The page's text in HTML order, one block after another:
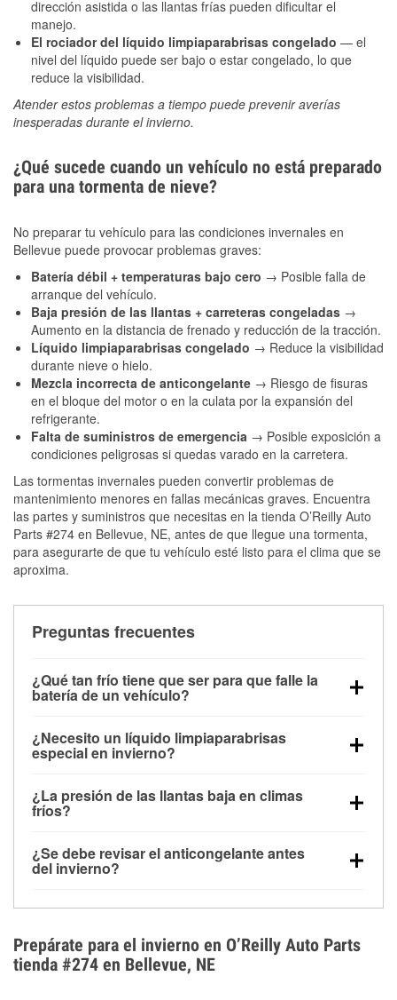
dirección asistida o las llantas frías pueden dificultar el
manejo.
El rociador del líquido limpiaparabrisas congelado — el
nivel del líquido puede ser bajo o estar congelado, lo que
reduce la visibilidad.
Atender estos problemas a tiempo puede prevenir averías
inesperadas durante el invierno.
¿Qué sucede cuando un vehículo no está preparado
para una tormenta de nieve?
No preparar tu vehículo para las condiciones invernales en
Bellevue puede provocar problemas graves:
Batería débil + temperaturas bajo cero → Posible falla de
arranque del vehículo.
Baja presión de las llantas + carreteras congeladas →
Aumento en la distancia de frenado y reducción de la tracción.
Líquido limpiaparabrisas congelado → Reduce la visibilidad
durante nieve o hielo.
Mezcla incorrecta de anticongelante → Riesgo de fisuras
en el bloque del motor o en la culata por la expansión del
refrigerante.
Falta de suministros de emergencia → Posible exposición a
condiciones peligrosas si quedas varado en la carretera.
Las tormentas invernales pueden convertir problemas de
mantenimiento menores en fallas mecánicas graves. Encuentra
las partes y suministros que necesitas en la tienda O’Reilly Auto
Parts #274 en Bellevue, NE, antes de que llegue una tormenta,
para asegurarte de que tu vehículo esté listo para el clima que se
aproxima.
Preguntas frecuentes
¿Qué tan frío tiene que ser para que falle la
batería de un vehículo?
debajo de los 32 °F y puede perder hasta la mitad de
su potencia de arranque cerca de los 0 °F, lo que
arranque.
¿Necesito un líquido limpiaparabrisas
especial en invierno?
la congelación y ayuda a disolver la sal y la nieve
derretida en la carretera para mejorar la visibilidad.
¿La presión de las llantas baja en climas
fríos?
alrededor de 1 PSI por cada 10 °F que baja la
temperatura. Puedes obtener más información sobre
¿Se debe revisar el anticongelante antes
del invierno?
el sobrecalentamiento en condiciones de frío
extremo. Aprende cómo comprobar la protección
anticongelante en nuestra sección How-To.
Prepárate para el invierno en O’Reilly Auto Parts
tienda #274 en Bellevue, NE